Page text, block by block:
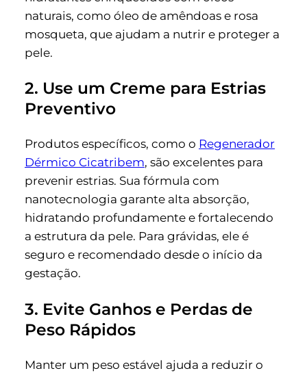
naturais, como óleo de amêndoas e rosa
mosqueta, que ajudam a nutrir e proteger a
pele.
2. Use um Creme para Estrias
Preventivo
Produtos específicos, como o Regenerador
Dérmico Cicatribem, são excelentes para
prevenir estrias. Sua fórmula com
nanotecnologia garante alta absorção,
hidratando profundamente e fortalecendo
a estrutura da pele. Para grávidas, ele é
seguro e recomendado desde o início da
gestação.
3. Evite Ganhos e Perdas de
Peso Rápidos
Manter um peso estável ajuda a reduzir o